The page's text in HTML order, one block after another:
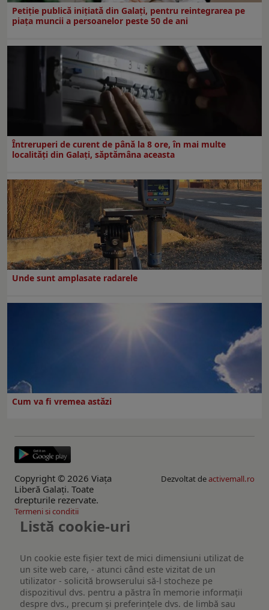
Petiție publică inițiată din Galați, pentru reintegrarea pe
piața muncii a persoanelor peste 50 de ani
Întreruperi de curent de până la 8 ore, în mai multe
localități din Galați, săptămâna aceasta
Unde sunt amplasate radarele
Cum va fi vremea astăzi
Copyright © 2026 Viaţa
Liberă Galaţi. Toate
drepturile rezervate.
Dezvoltat deactivemall.ro
Termeni si conditii
Listă cookie-uri
Un cookie este fişier text de mici dimensiuni utilizat de
un site web care, - atunci când este vizitat de un
utilizator - solicită browserului să-l stocheze pe
dispozitivul dvs. pentru a păstra în memorie informații
despre dvs., precum și preferințele dvs. de limbă sau